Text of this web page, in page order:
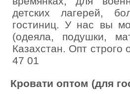
детских лагерей,
гостиниц. У нас вы
(одеяла, подушки,
Казахстан. Опт
47 01
Кровати оптом (для